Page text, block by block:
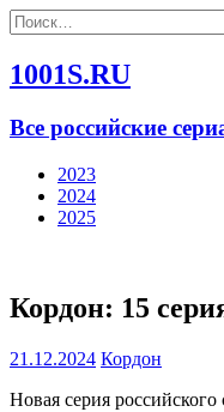
Найти:
1001S.RU
Все российские
2023
2024
2025
Кордон: 15
21.12.2024 Кордон
Новая серия